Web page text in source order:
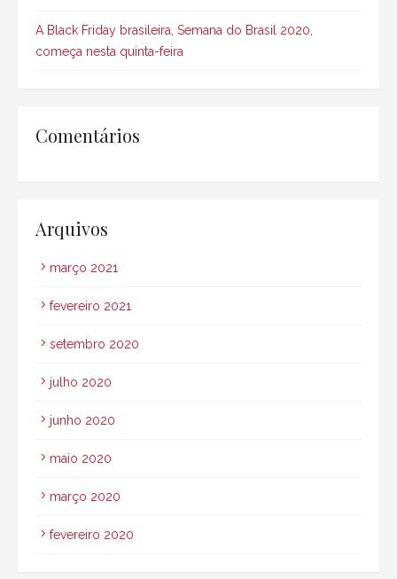
A Black Friday brasileira, Semana do Brasil 2020,
começa nesta quinta-feira
Comentários
Arquivos
março 2021
fevereiro 2021
setembro 2020
julho 2020
junho 2020
maio 2020
março 2020
fevereiro 2020